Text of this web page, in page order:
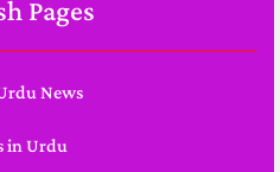
Pages
News
in Urdu